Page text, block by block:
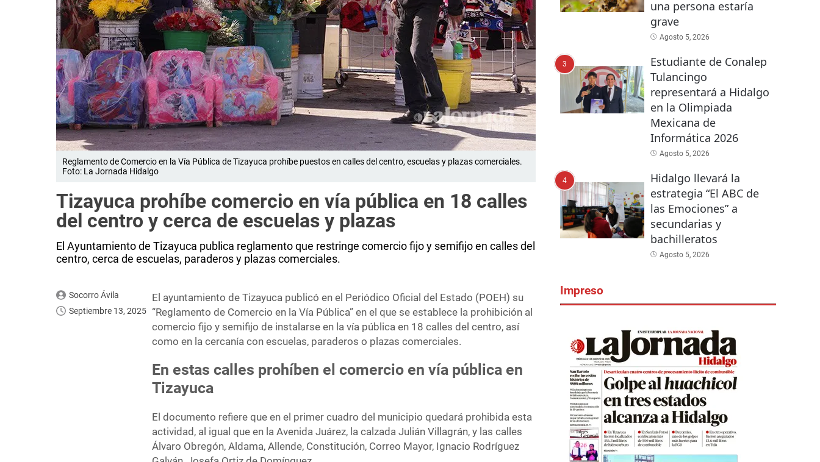
Reglamento de Comercio en la Vía Pública de Tizayuca prohíbe puestos en calles del centro, escuelas y plazas comerciales.
Foto: La Jornada Hidalgo
Tizayuca prohíbe comercio en vía pública en 18 calles
del centro y cerca de escuelas y plazas
El Ayuntamiento de Tizayuca publica reglamento que restringe comercio fijo y semifijo en calles del
centro, cerca de escuelas, paraderos y plazas comerciales.
Socorro Ávila
Septiembre 13, 2025
El ayuntamiento de Tizayuca publicó en el Periódico Oficial del Estado (POEH) su
“Reglamento de Comercio en la Vía Pública” en el que se establece la prohibición al
comercio fijo y semifijo de instalarse en la vía pública en 18 calles del centro, así
como en la cercanía con escuelas, paraderos o plazas comerciales.
En estas calles prohíben el comercio en vía pública en
Tizayuca
El documento refiere que en el primer cuadro del municipio quedará prohibida esta
actividad, al igual que en la Avenida Juárez, la calzada Julián Villagrán, y las calles
Álvaro Obregón, Aldama, Allende, Constitución, Correo Mayor, Ignacio Rodríguez
una persona estaría
grave
Agosto 5, 2026
3
Estudiante de Conalep
Tulancingo
representará a Hidalgo
en la Olimpiada
Mexicana de
Informática 2026
Agosto 5, 2026
4
Hidalgo llevará la
estrategia “El ABC de
las Emociones” a
secundarias y
bachilleratos
Agosto 5, 2026
Impreso